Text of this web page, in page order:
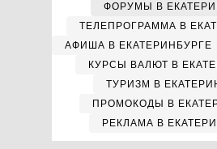
ФОРУМЫ В
ТЕЛЕПРОГРАММА В
АФИША В ЕКАТЕРИНБУРГЕ
КУРСЫ ВАЛЮТ В
ТУРИЗМ В
ПРОМОКОДЫ В
РЕКЛАМА В